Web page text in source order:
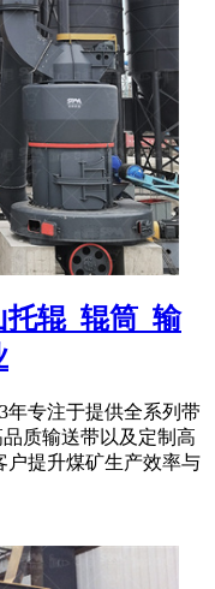
辊_辊筒_输
年专注于提供全系列带
质输送带以及定制高
户提升煤矿生产效率与